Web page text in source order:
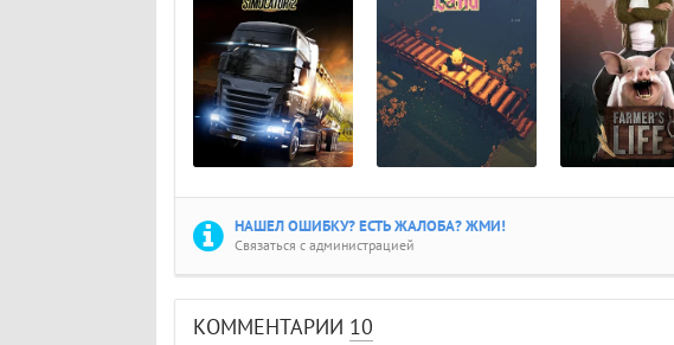
НАШЕЛ ОШИБКУ? ЕСТЬ ЖАЛОБА? ЖМИ!
Связаться с администрацией
КОММЕНТАРИИ 10